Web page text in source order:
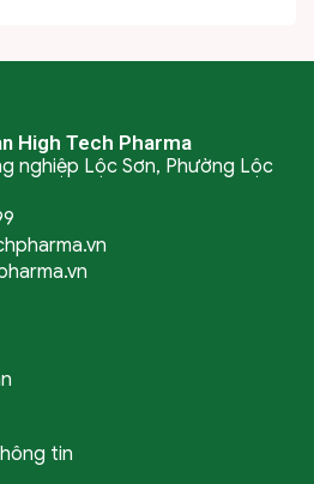
High Tech Pharma
nghiệp Lộc Sơn, Phường Lộc
tin